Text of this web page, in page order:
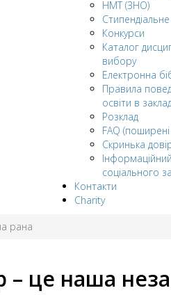
НМТ (ЗНО)
Конкурси
Каталог
вибору
Електронна
Правила
освіти в
Розклад
FAQ
Скринька
соціального
Контакти
Charity
рана
– це наша